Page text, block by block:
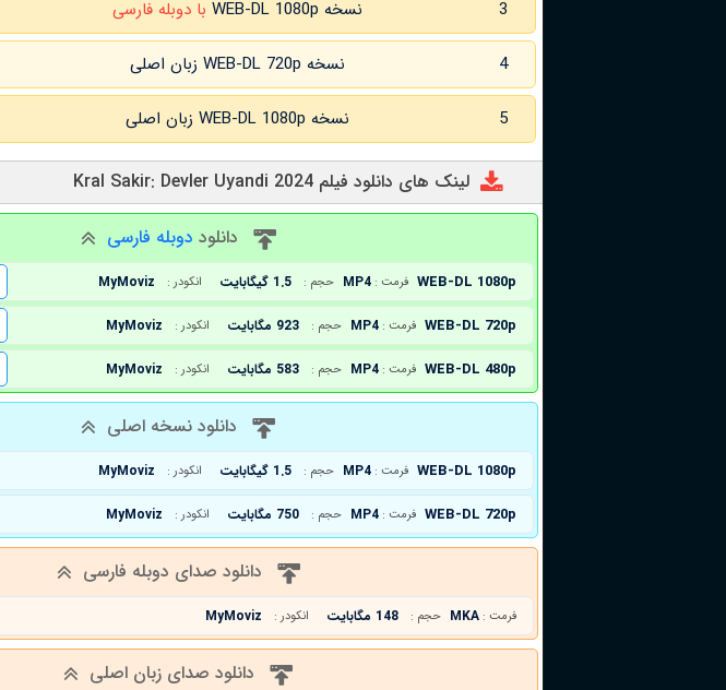
3 نسخه WEB-DL 1080p با دوبله فارسی
4 نسخه WEB-DL 720p زبان اصلی
5 نسخه WEB-DL 1080p زبان اصلی
لینک های دانلود فیلم Kral Sakir: Devler Uyandi 2024
دانلود دوبله فارسی
WEB-DL 1080p فرمت : MP4 حجم : 1.5 گیگابایت انکودر : MyMoviz
WEB-DL 720p فرمت : MP4 حجم : 923 مگابایت انکودر : MyMoviz
WEB-DL 480p فرمت : MP4 حجم : 583 مگابایت انکودر : MyMoviz
دانلود نسخه اصلی
WEB-DL 1080p فرمت : MP4 حجم : 1.5 گیگابایت انکودر : MyMoviz
WEB-DL 720p فرمت : MP4 حجم : 750 مگابایت انکودر : MyMoviz
دانلود صدای دوبله فارسی
فرمت : MKA حجم : 148 مگابایت انکودر : MyMoviz
دانلود صدای زبان اصلی